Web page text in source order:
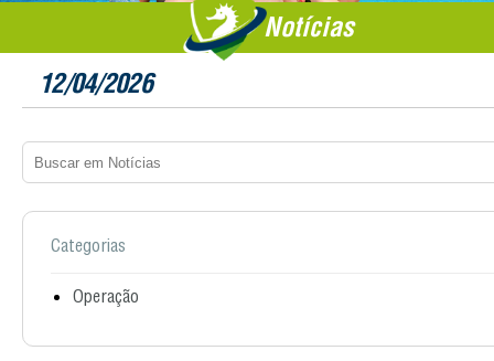
Notícias
12/04/2026
Categorias
Operação